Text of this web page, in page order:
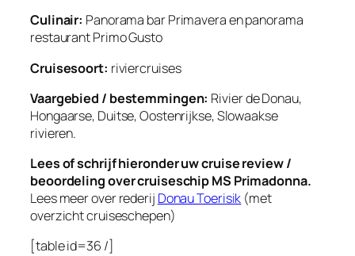
Culinair: Panorama bar Primavera en panorama
restaurant Primo Gusto
Cruisesoort: riviercruises
Vaargebied / bestemmingen: Rivier de Donau,
Hongaarse, Duitse, Oostenrijkse, Slowaakse
rivieren.
Lees of schrijf hieronder uw cruise review /
beoordeling over cruiseschip MS Primadonna.
Lees meer over rederij Donau Toerisik (met
overzicht cruiseschepen)
[table id=36 /]